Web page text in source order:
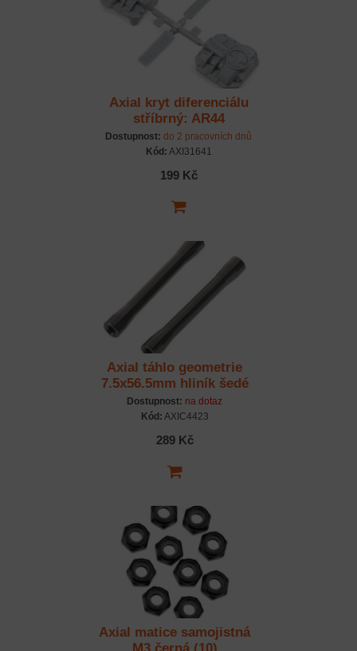
Axial kryt diferenciálu
stříbrný: AR44
Dostupnost: do 2 pracovních dnů
Kód: AXI31641
199 Kč
Axial táhlo geometrie
7.5x56.5mm hliník šedé
(2)
Dostupnost: na dotaz
Kód: AXIC4423
289 Kč
Axial matice samojistná